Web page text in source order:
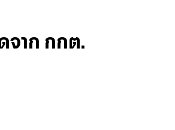
จาก กกต.